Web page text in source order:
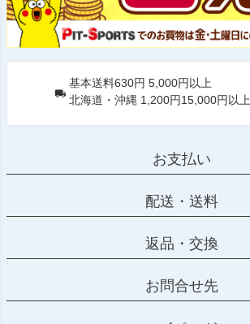
基本送料630円 5,000円以上
北海道・沖縄 1,200円15,000円以上
お支払い
配送・送料
返品・交換
お問合せ先